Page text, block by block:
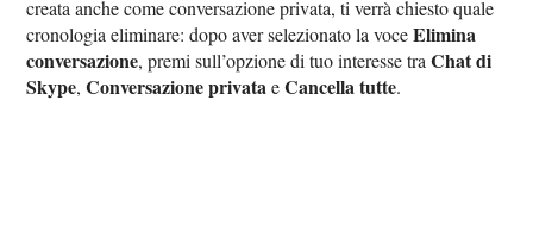
creata anche come conversazione privata, ti verrà chiesto quale
cronologia eliminare: dopo aver selezionato la voceElimina
conversazione, premi sull’opzione di tuo interesse traChat di
Skype,Conversazione privataeCancella tutte.